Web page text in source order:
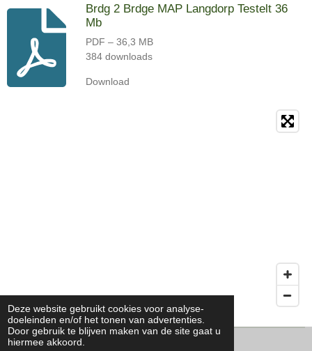
Deze website gebruikt cookies voor analyse-
doeleinden en/of het tonen van advertenties.
Door gebruik te blijven maken van de site gaat u
hiermee akkoord.
Brdg 2 Brdge MAP Langdorp Testelt 36
Mb
PDF – 36,3 MB
384 downloads
Download